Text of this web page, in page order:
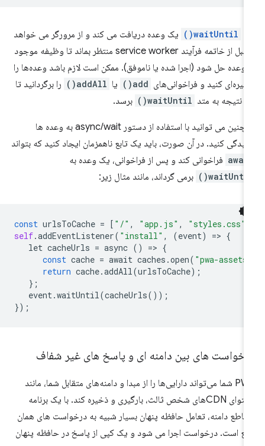
waitUntil()
یک وعده دریافت می کند و از مرورگر می خواهد
تا قبل از خاتمه فرآیند service worker منتظر بماند تا وظیفه موجود
وعده حل شود (اجرا شده یا ناموفق). ممکن است لازم باشد وعده‌ها را
کنید و فراخوانی‌های add() یا addAll()
را برگردانید تا
نتیجه به متد waitUntil() برسد.
همچنین می توانید با استفاده از دستور async/wait به وعده ها
کنید. در آن صورت، باید یک تابع ناهمزمان ایجاد کنید که بتواند
فراخوانی کند و پس از فراخوانی، یک وعده به
برمی گرداند، مانند مثال زیر:
const urlsToCache = [ "/", "app.js", "styles.css"
self.addEventListener("install", (event) =
let cacheUrls = async () =
const cache = await caches.open("pwa-
return cache.addAll(urlsToCache
event.waitUntil(cacheUrls ());
های بین دامنه ای و پاسخ های غیر شفاف
PWA شما می‌تواند دارایی‌ها را از مبدا و دامنه‌های متقابل شما، مانند
محتوای CDN‌های شخص ثالث، بارگیری و ذخیره کند. با یک برنامه
دامنه، تعامل حافظه پنهان بسیار شبیه به درخواست های همان
است. درخواست اجرا می شود و یک کپی از پاسخ در حافظه پنهان